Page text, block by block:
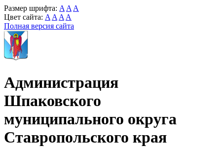
Размер шрифта: A A A
Цвет сайта: A A A A
Полная версия сайта
Администрация
Шпаковского
муниципального округа
Ставропольского края